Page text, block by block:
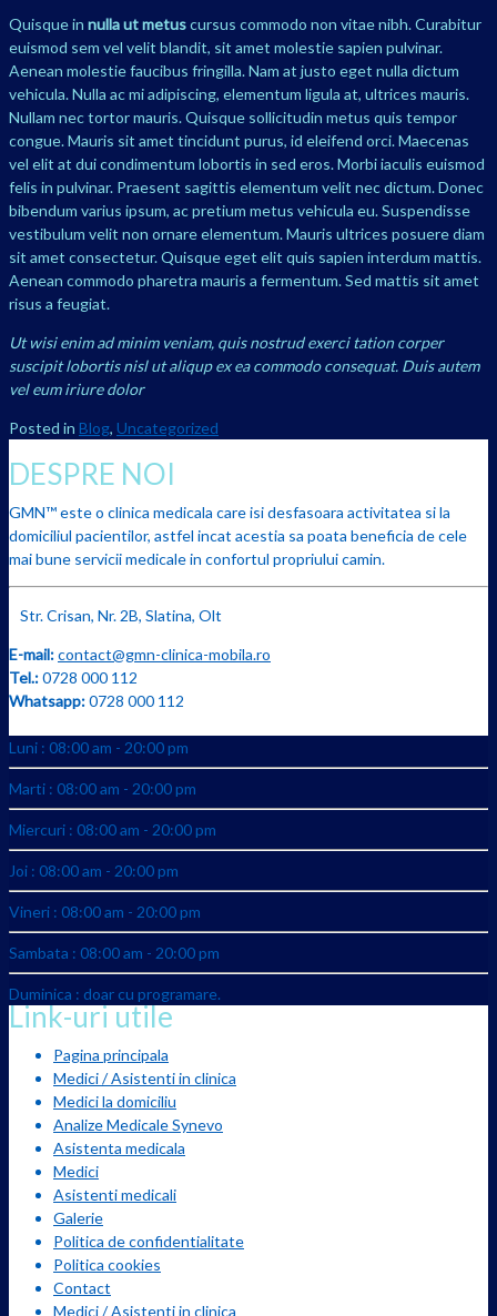
Quisque in nulla ut metuscursus commodo non vitae nibh. Curabitur
euismod sem vel velit blandit, sit amet molestie sapien pulvinar.
Aenean molestie faucibus fringilla. Nam at justo eget nulla dictum
vehicula. Nulla ac mi adipiscing, elementum ligula at, ultrices mauris.
Nullam nec tortor mauris. Quisque sollicitudin metus quis tempor
congue. Mauris sit amet tincidunt purus, id eleifend orci. Maecenas
vel elit at dui condimentum lobortis in sed eros. Morbi iaculis euismod
felis in pulvinar. Praesent sagittis elementum velit nec dictum. Donec
bibendum varius ipsum, ac pretium metus vehicula eu. Suspendisse
vestibulum velit non ornare elementum. Mauris ultrices posuere diam
sit amet consectetur. Quisque eget elit quis sapien interdum mattis.
Aenean commodo pharetra mauris a fermentum. Sed mattis sit amet
risus a feugiat.
Ut wisi enim ad minim veniam, quis nostrud exerci tation corper
suscipit lobortis nisl ut aliqup ex ea commodo consequat. Duis autem
vel eum iriure dolor
Posted in Blog, Uncategorized
DESPRE NOI
GMN™ este o clinica medicala care isi desfasoara activitatea si la
domiciliul pacientilor, astfel incat acestia sa poata beneficia de cele
mai bune servicii medicale in confortul propriului camin.
Str. Crisan, Nr. 2B, Slatina, Olt
E-mail:contact@gmn-clinica-mobila.ro
Tel.:0728 000 112
Whatsapp:0728 000 112
Luni : 08:00 am - 20:00 pm
Marti : 08:00 am - 20:00 pm
Miercuri : 08:00 am - 20:00 pm
Joi : 08:00 am - 20:00 pm
Vineri : 08:00 am - 20:00 pm
Sambata : 08:00 am - 20:00 pm
Duminica : doar cu programare.
Link-uri utile
Pagina principala
Medici / Asistenti in clinica
Medici la domiciliu
Analize Medicale Synevo
Asistenta medicala
Medici
Asistenti medicali
Galerie
Politica de confidentialitate
Politica cookies
Contact
Medici / Asistenti in clinica